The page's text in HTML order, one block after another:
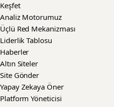
Keşfet
Analiz Motorumuz
Üçlü Red Mekanizması
Liderlik Tablosu
Haberler
Altın Siteler
Site Gönder
Yapay Zekaya Öner
Platform Yöneticisi